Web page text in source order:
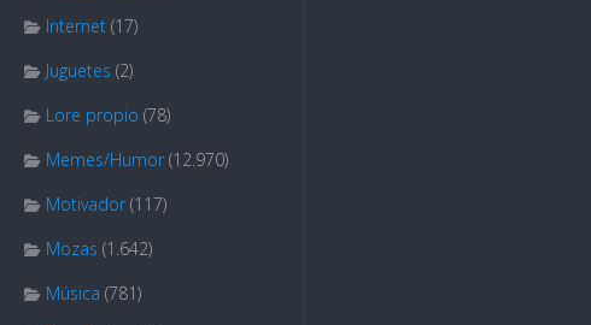
Internet (17)
Juguetes (2)
Lore propio (78)
Memes/Humor (12.970)
Motivador (117)
Mozas (1.642)
Música (781)